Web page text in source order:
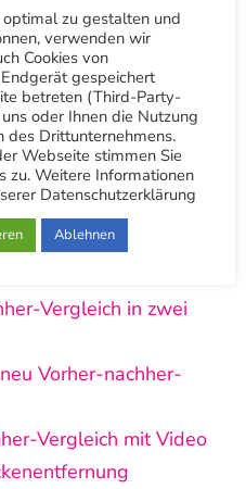
Grauens Teil 2 –
Grauens
Vergleich: Schuhe
Vorher-nachher-
Lederrock
Vergleich in zwei
Vorher-nachher-
Vergleich mit Video
zu gestalten und
verwenden wir
Cookies von
gespeichert
betreten (Third-Party-
oder Ihnen die Nutzung
des Drittunternehmens.
Webseite stimmen Sie
zu. Weitere Informationen
Datenschutzerklärung
Ablehnen